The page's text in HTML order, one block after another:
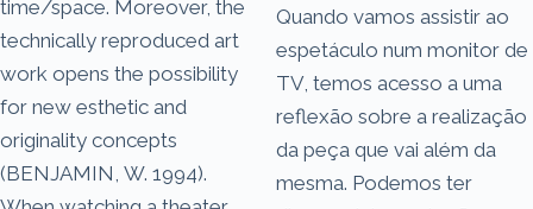
time/space. Moreover, the
technically reproduced art
work opens the possibility
for new esthetic and
originality concepts
(BENJAMIN, W. 1994).
Quando vamos assistir ao
espetáculo num monitor de
TV, temos acesso a uma
reflexão sobre a realização
da peça que vai além da
mesma. Podemos ter